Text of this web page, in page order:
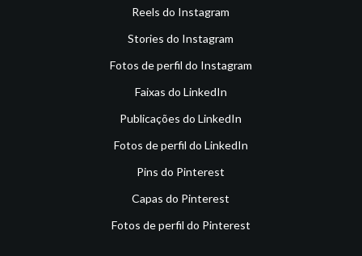
Reels do Instagram
Stories do Instagram
Fotos de perfil do Instagram
Faixas do LinkedIn
Publicações do LinkedIn
Fotos de perfil do LinkedIn
Pins do Pinterest
Capas do Pinterest
Fotos de perfil do Pinterest